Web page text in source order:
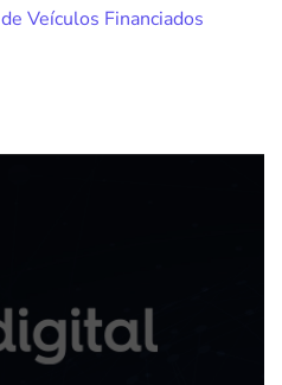
Veículos Financiados